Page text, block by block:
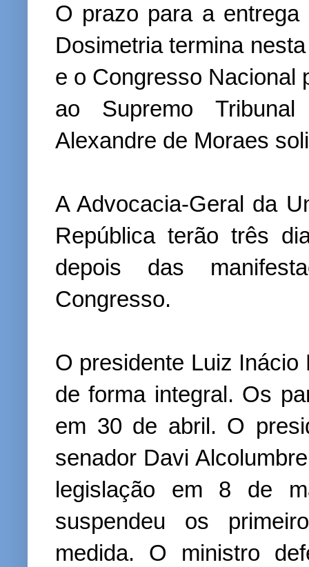
O prazo para a
Dosimetria termina
e o Congresso Nacional
ao Supremo
Alexandre de Moraes
A Advocacia-Geral da
República terão três
depois das
Congresso.
O presidente Luiz
de forma integral. Os
em 30 de abril. O
senador Davi
legislação em 8 de
suspendeu os
medida. O ministro